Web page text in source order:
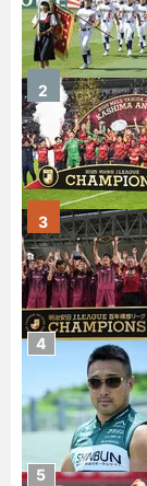
2
3
4
5